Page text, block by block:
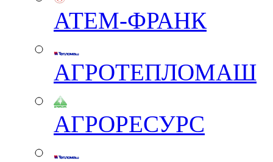
АТЕМ-ФРАНК
АГРОТЕПЛОМАШ
АГРОРЕСУРС